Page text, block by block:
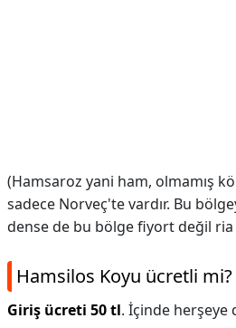
(Hamsaroz yani ham, olmamış
sadece Norveç'te vardır. Bu
dense de bu bölge fiyort değil ria
Hamsilos Koyu ücretli mi?
Giriş ücreti 50 tl. İçinde herşeye